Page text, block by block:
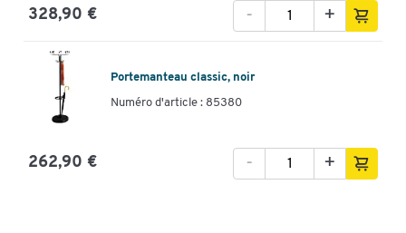
328,90 € +
-
Portemanteau classic, noir
Numéro d'article : 85380
262,90 € +
-